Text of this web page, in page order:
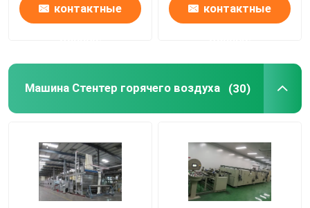
Продукты
О нас
Путешествие фабрики
контактные контактные
Машина Стентер горячего воздуха (30)